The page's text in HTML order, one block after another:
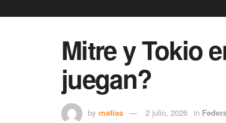
Mitre y Tokio
juegan?
by matias 2 julio, 2026 in